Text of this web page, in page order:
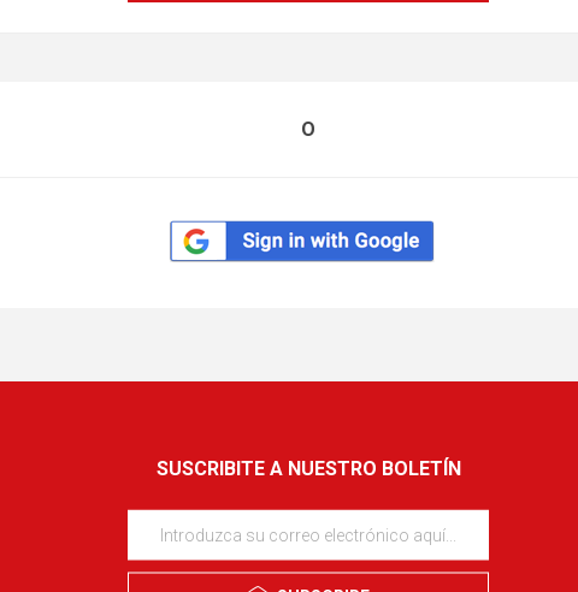
O
SUSCRIBITE A NUESTRO BOLETÍN